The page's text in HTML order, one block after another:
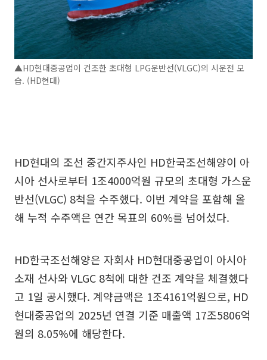
▲HD현대중공업이 건조한 초대형 LPG운반선(VLGC)의 시운전 모
습. (HD현대)
HD현대의 조선 중간지주사인 HD한국조선해양이 아
시아 선사로부터 1조4000억원 규모의 초대형 가스운
반선(VLGC) 8척을 수주했다. 이번 계약을 포함해 올
해 누적 수주액은 연간 목표의 60%를 넘어섰다.
HD한국조선해양은 자회사 HD현대중공업이 아시아
소재 선사와 VLGC 8척에 대한 건조 계약을 체결했다
고 1일 공시했다. 계약금액은 1조4161억원으로, HD
현대중공업의 2025년 연결 기준 매출액 17조5806억
원의 8.05%에 해당한다.